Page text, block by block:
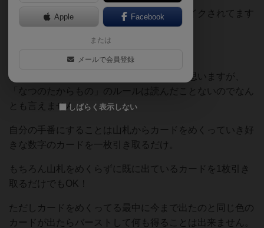
近年「なつのたからもの」として国内リメイクされてます
ので入手も簡単なオススメゲームです。
ルールはたしかどちらも変わりなかったと思いますが、
「なつのたからもの」のルールは読んだことないのでなん
とも言えません。
自分の手番にすることは山札からカードをめくっていき好
きな数字のカードを一枚引き取るだけ。
もちろん山札をめくらずに既に出ているカードを1枚引き
取るだけでもOK！
ただしカードをめくってる最中に今まで出たのと同じ色の
カードが出たらバーストして何も得ることは出来ません。
Apple Facebook
または
メールで会員登録
しばらく表示しない